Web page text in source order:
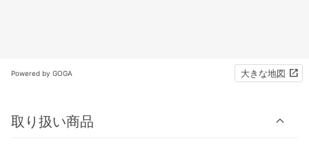
Powered by GOGA 大きな地図
取り扱い商品